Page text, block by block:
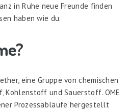
in Ruhe neue Freunde finden
haben wie du.
eine Gruppe von chemischen
Kohlenstoff und Sauerstoff. OME
Prozessabläufe hergestellt